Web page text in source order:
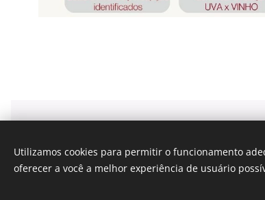
LYON + (xx)33 6 40 90 81 40 (only whatsapp)
Utilizamos cookies para permitir o funcionamento
oferecer a você a melhor experiência de usuário